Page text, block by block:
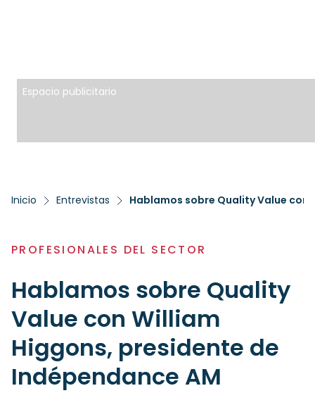
Espacio publicitario
Inicio Entrevistas Hablamos sobre Quality Value con
PROFESIONALES DEL SECTOR
Hablamos sobre Quality
Value con William
Higgons, presidente de
Indépendance AM